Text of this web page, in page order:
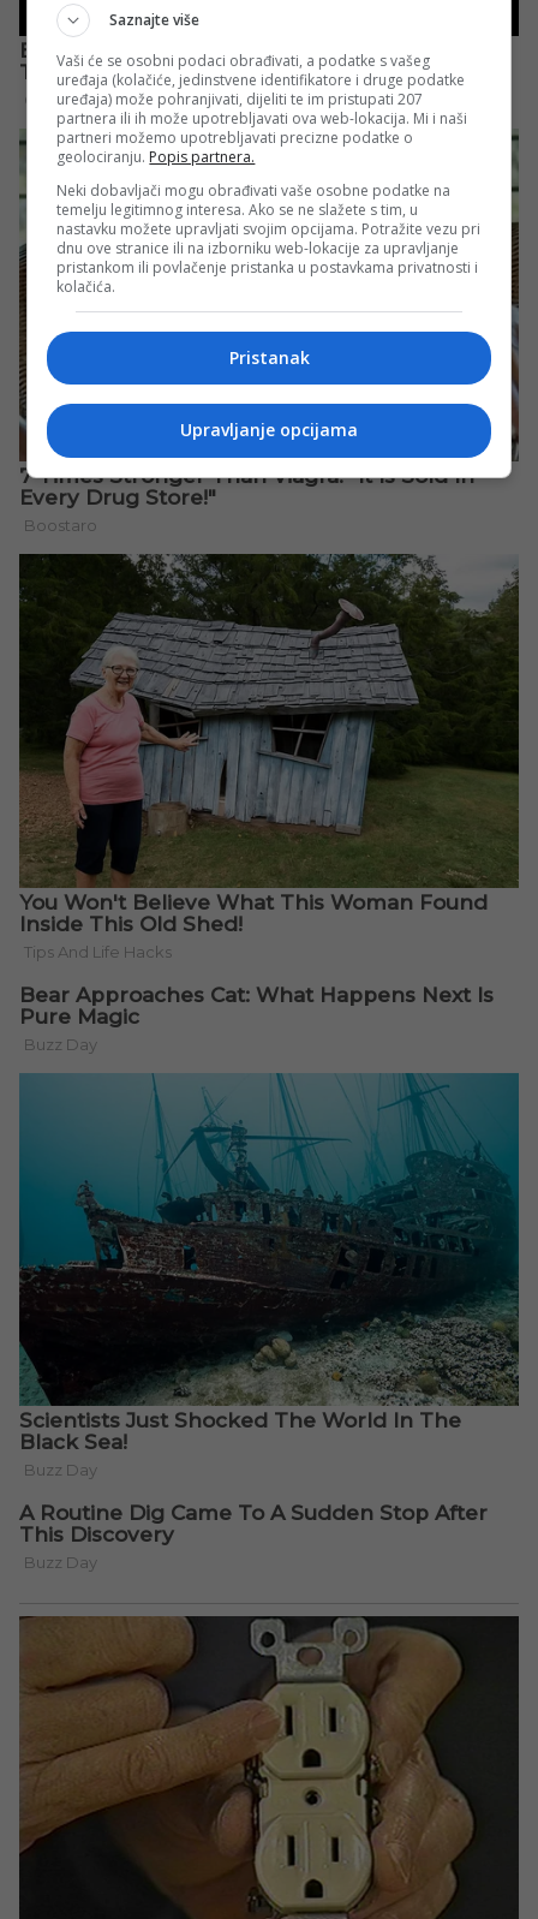
Saznajte više
Vaši će se osobni podaci obrađivati, a podatke s vašeg
uređaja (kolačiće, jedinstvene identifikatore i druge podatke
uređaja) može pohranjivati, dijeliti te im pristupati 207
partnera ili ih može upotrebljavati ova web-lokacija. Mi i naši
partneri možemo upotrebljavati precizne podatke o
geolociranju. Popis partnera.
Neki dobavljači mogu obrađivati vaše osobne podatke na
temelju legitimnog interesa. Ako se ne slažete s tim, u
nastavku možete upravljati svojim opcijama. Potražite vezu pri
dnu ove stranice ili na izborniku web-lokacije za upravljanje
pristankom ili povlačenje pristanka u postavkama privatnosti i
kolačića.
Pristanak
Upravljanje opcijama